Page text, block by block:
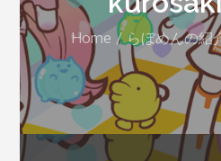
Home らぼめんの紹